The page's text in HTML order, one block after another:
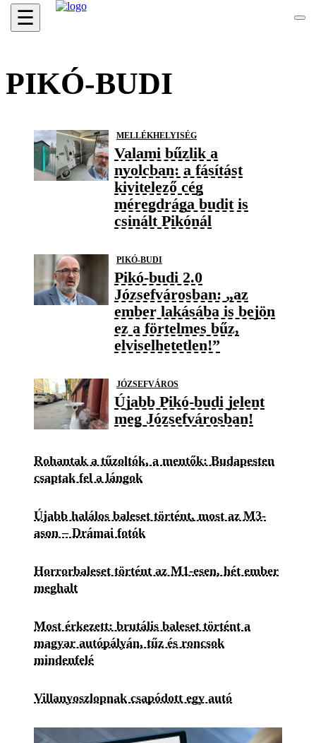
☰
PIKÓ-BUDI
MELLÉKHELYISÉG
Valami bűzlik a
nyolcban: a fásítást
kivitelező cég
méregdrága budit is
csinált Pikónál
PIKÓ-BUDI
Pikó-budi 2.0
Józsefvárosban: „az
ember lakásába is bejön
ez a förtelmes bűz,
elviselhetetlen!”
JÓZSEFVÁROS
Újabb Pikó-budi jelent
meg Józsefvárosban!
Rohantak a tűzoltók, a mentők: Budapesten
csaptak fel a lángok
Újabb halálos baleset történt, most az M3-
ason – Drámai fotók
Horrorbaleset történt az M1-esen, hét ember
meghalt
Most érkezett: brutális baleset történt a
magyar autópályán, tűz és roncsok
mindenfelé
Villanyoszlopnak csapódott egy autó